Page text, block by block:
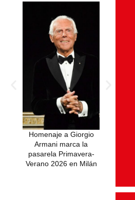
Homenaje a Giorgio
Armani marca la
pasarela Primavera-
Verano 2026 en Milán